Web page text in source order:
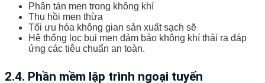
Phân tán men trong không khí
Thu hồi men thừa
Tối ưu hóa không gian sản xuất sạch sẽ
Hệ thống lọc bụi men đảm bảo không khí thải ra đáp
ứng các tiêu chuẩn an toàn.
2.4. Phần mềm lập trình ngoại tuyến